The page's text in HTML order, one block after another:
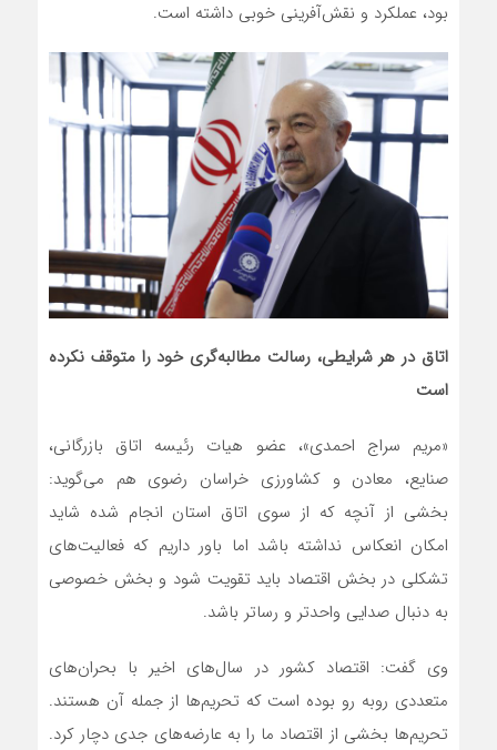
بود، عملکرد و نقش‌آفرینی خوبی داشته است.
اتاق در هر شرایطی، رسالت مطالبه‌گری خود را متوقف نکرده
است
«مریم سراج احمدی»، عضو هیات رئیسه اتاق بازرگانی،
صنایع، معادن و کشاورزی خراسان رضوی هم می‌گوید:
بخشی از آنچه که از سوی اتاق استان انجام شده شاید
امکان انعکاس نداشته باشد اما باور داریم که فعالیت‌های
تشکلی در بخش اقتصاد باید تقویت شود و بخش خصوصی
به دنبال صدایی واحدتر و رساتر باشد.
وی گفت: اقتصاد کشور در سال‌های اخیر با بحران‌های
متعددی روبه رو بوده است که تحریم‌ها از جمله آن هستند.
تحریم‌ها بخشی از اقتصاد ما را به عارضه‌های جدی دچار کرد.